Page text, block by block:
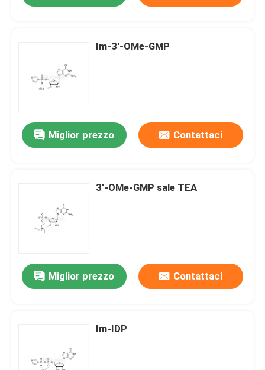
Circa noi
Controllo di qualità
Notizie
Fosforamiditi
Im-3'-OMe-GMP
Miglior prezzo Contattaci
3'-OMe-GMP sale TEA
Miglior prezzo Contattaci
Im-IDP